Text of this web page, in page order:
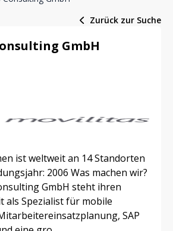
Zurück zur Suche
GmbH
ist weltweit an 14 Standorten
2006 Was machen wir?
GmbH steht ihren
als Spezialist für mobile
SAP